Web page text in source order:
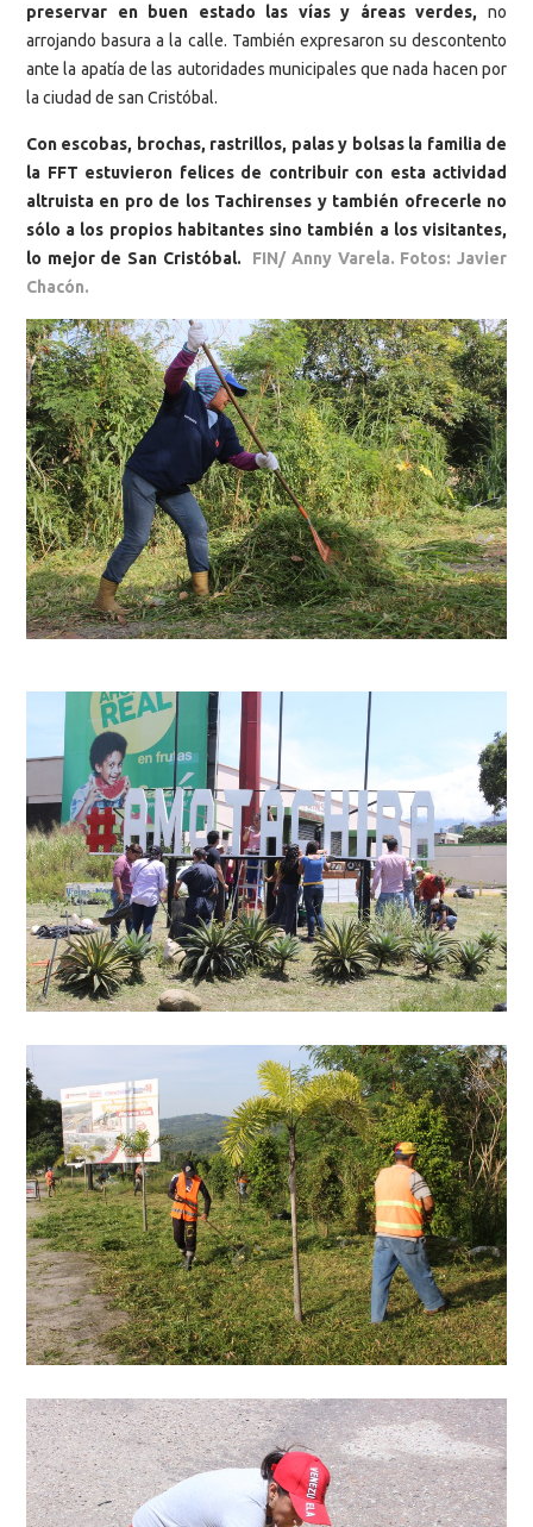
preservar en buen estado las vías y áreas verdes, no
arrojando basura a la calle. También expresaron su descontento
ante la apatía de las autoridades municipales que nada hacen por
la ciudad de san Cristóbal.
Con escobas, brochas, rastrillos, palas y bolsas la familia de
la FFT estuvieron felices de contribuir con esta actividad
altruista en pro de los Tachirenses y también ofrecerle no
sólo a los propios habitantes sino también a los visitantes,
lo mejor de San Cristóbal.
FIN/ Anny Varela. Fotos: Javier
Chacón.